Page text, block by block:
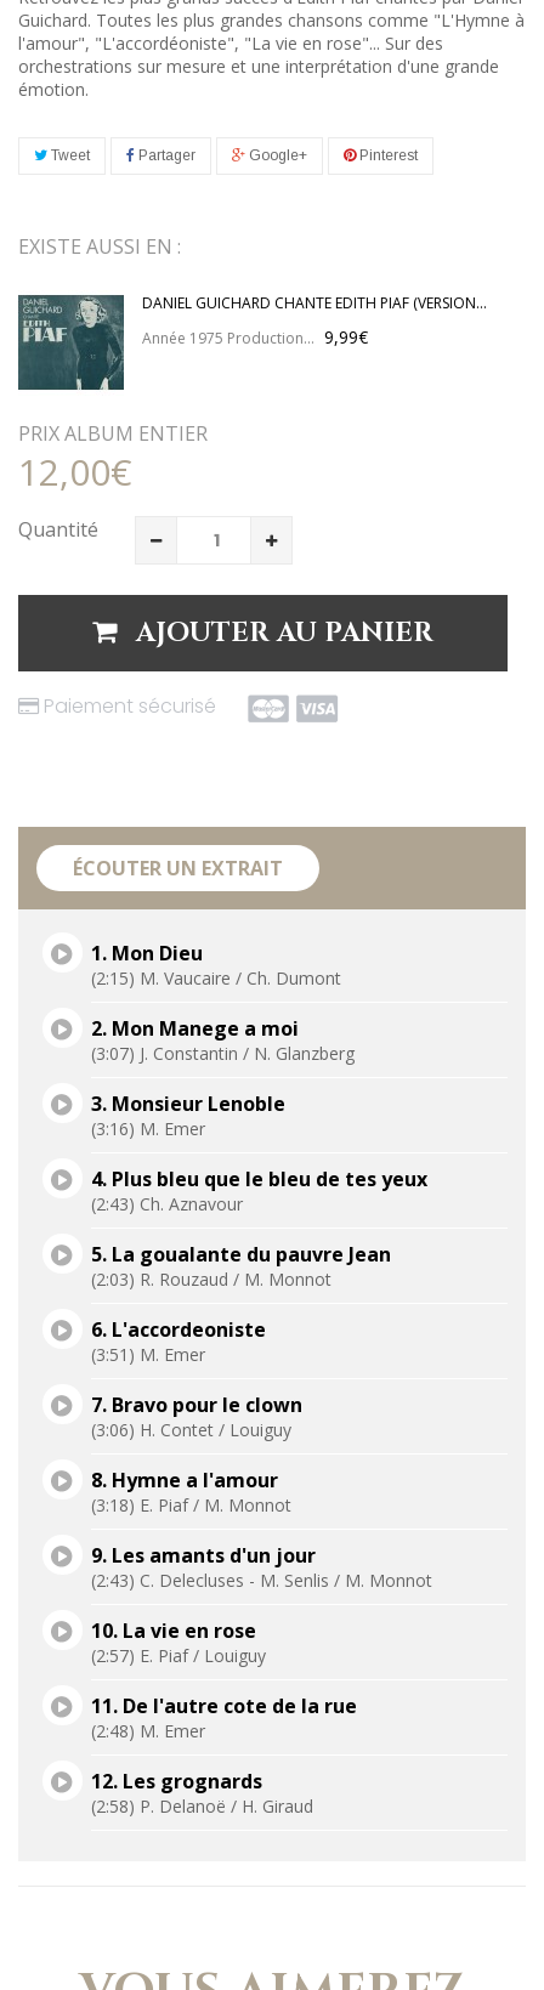
Guichard. Toutes les plus grandes chansons comme "L'Hymne à
l'amour", "L'accordéoniste", "La vie en rose"... Sur des
orchestrations sur mesure et une interprétation d'une grande
émotion.
Tweet Partager Google+ Pinterest
EXISTE AUSSI EN :
DANIEL GUICHARD CHANTE EDITH PIAF (VERSION...
Année 1975 Production... 9,99€
PRIX ALBUM ENTIER
12,00€
Quantité
AJOUTER AU PANIER
Paiement sécurisé
ÉCOUTER UN EXTRAIT
1. Mon Dieu
(2:15) M. Vaucaire / Ch. Dumont
2. Mon Manege a moi
(3:07) J. Constantin / N. Glanzberg
3. Monsieur Lenoble
(3:16) M. Emer
4. Plus bleu que le bleu de tes yeux
(2:43) Ch. Aznavour
5. La goualante du pauvre Jean
(2:03) R. Rouzaud / M. Monnot
6. L'accordeoniste
(3:51) M. Emer
7. Bravo pour le clown
(3:06) H. Contet / Louiguy
8. Hymne a l'amour
(3:18) E. Piaf / M. Monnot
9. Les amants d'un jour
(2:43) C. Delecluses - M. Senlis / M. Monnot
10. La vie en rose
(2:57) E. Piaf / Louiguy
11. De l'autre cote de la rue
(2:48) M. Emer
12. Les grognards
(2:58) P. Delanoë / H. Giraud